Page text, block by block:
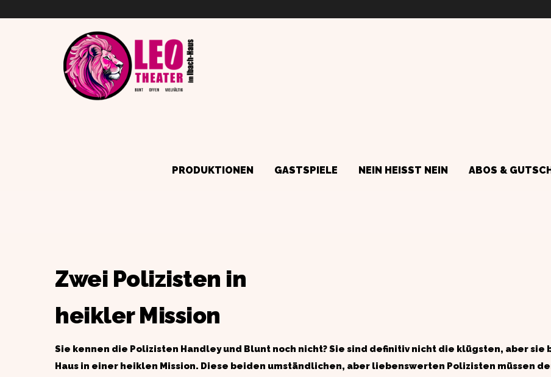
PRODUKTIONEN GASTSPIELE NEIN HEISST NEIN ABOS &
Zwei Polizisten in
heikler Mission
Sie kennen die Polizisten Handley und Blunt noch nicht? Sie sind definitiv nicht die klügsten, aber sie
Haus in einer heiklen Mission. Diese beiden umständlichen, aber liebenswerten Polizisten müssen